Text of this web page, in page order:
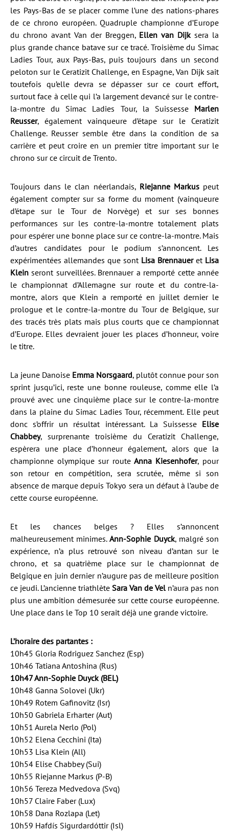
les Pays-Bas de se placer comme l’une des nations-phares
de ce chrono européen. Quadruple championne d’Europe
du chrono avant Van der Breggen, Ellen van Dijksera la
plus grande chance batave sur ce tracé. Troisième du Simac
Ladies Tour, aux Pays-Bas, puis toujours dans un second
peloton sur le Ceratizit Challenge, en Espagne, Van Dijk sait
toutefois qu’elle devra se dépasser sur ce court effort,
surtout face à celle qui l’a largement devancé sur le contre-
la-montre du Simac Ladies Tour, la Suissesse Marlen
Reusser, également vainqueure d’étape sur le Ceratizit
Challenge. Reusser semble être dans la condition de sa
carrière et peut croire en un premier titre important sur le
chrono sur ce circuit de Trento.
Toujours dans le clan néerlandais, Riejanne Markuspeut
également compter sur sa forme du moment (vainqueure
d’étape sur le Tour de Norvège) et sur ses bonnes
performances sur les contre-la-montre totalement plats
pour espérer une bonne place sur ce contre-la-montre. Mais
d’autres candidates pour le podium s’annoncent. Les
expérimentées allemandes que sont Lisa Brennaueret Lisa
Klein seront surveillées. Brennauer a remporté cette année
le championnat d’Allemagne sur route et du contre-la-
montre, alors que Klein a remporté en juillet dernier le
prologue et le contre-la-montre du Tour de Belgique, sur
des tracés très plats mais plus courts que ce championnat
d’Europe. Elles devraient jouer les places d’honneur, voire
le titre.
La jeune Danoise Emma Norsgaard, plutôt connue pour son
sprint jusqu’ici, reste une bonne rouleuse, comme elle l’a
prouvé avec une cinquième place sur le contre-la-montre
dans la plaine du Simac Ladies Tour, récemment. Elle peut
donc s’offrir un résultat intéressant. La Suissesse Elise
Chabbey, surprenante troisième du Ceratizit Challenge,
espèrera une place d’honneur également, alors que la
championne olympique sur routeAnna Kiesenhofer, pour
son retour en compétition, sera scrutée, même si son
absence de marque depuis Tokyo sera un défaut à l’aube de
cette course européenne.
Et les chances belges ? Elles s’annoncent
malheureusement minimes.Ann-Sophie Duyck, malgré son
expérience, n’a plus retrouvé son niveau d’antan sur le
chrono, et sa quatrième place sur le championnat de
Belgique en juin dernier n’augure pas de meilleure position
ce jeudi. L’ancienne triathlète Sara Van de Veln’aura pas non
plus une ambition démesurée sur cette course européenne.
Une place dans le Top 10 serait déjà une grande victoire.
L’horaire des partantes :
10h45 Gloria Rodriguez Sanchez (Esp)
10h46 Tatiana Antoshina (Rus)
10h47 Ann-Sophie Duyck (BEL)
10h48 Ganna Solovei (Ukr)
10h49 Rotem Gafinovitz (Isr)
10h50 Gabriela Erharter (Aut)
10h51 Aurela Nerlo (Pol)
10h52 Elena Cecchini (Ita)
10h53 Lisa Klein (All)
10h54 Elise Chabbey (Sui)
10h55 Riejanne Markus (P-B)
10h56 Tereza Medvedova (Svq)
10h57 Claire Faber (Lux)
10h58 Dana Rozlapa (Let)
10h59 Hafdís Sigurdardóttir (Isl)